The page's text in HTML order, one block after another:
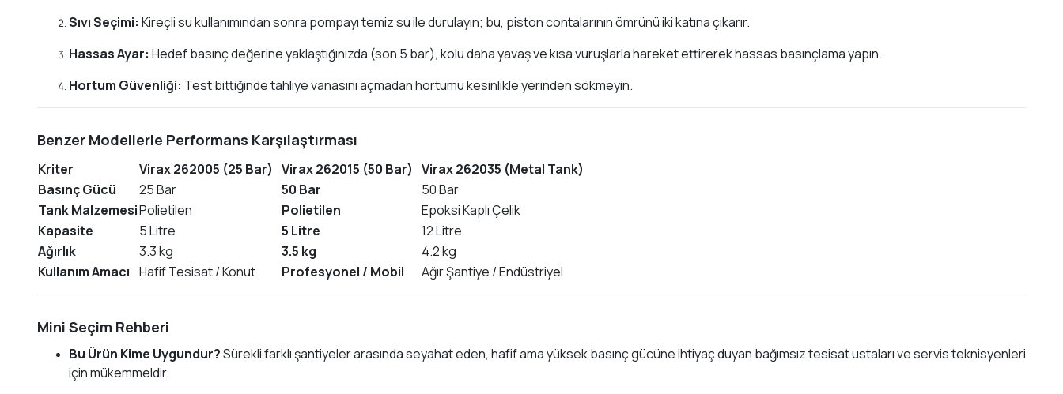
Sıvı Seçimi: Kireçli su kullanımından sonra pompayı temiz su ile durulayın; bu, piston contalarının ömrünü iki katına çıkarır.
Hassas Ayar: Hedef basınç değerine yaklaştığınızda (son 5 bar), kolu daha yavaş ve kısa vuruşlarla hareket ettirerek hassas basınçlama yapın.
Hortum Güvenliği: Test bittiğinde tahliye vanasını açmadan hortumu kesinlikle yerinden sökmeyin.
Benzer Modellerle Performans Karşılaştırması
Kriter Virax 262005 (25 Bar) Virax 262015 (50 Bar) Virax 262035 (Metal Tank)
Basınç Gücü
25 Bar 50 Bar
50 Bar
Tank MalzemesiPolietilen Polietilen
Epoksi Kaplı Çelik
Kapasite
5 Litre 5 Litre
12 Litre
Ağırlık
3.3 kg 3.5 kg
4.2 kg
Kullanım Amacı Hafif Tesisat / Konut Profesyonel / Mobil Ağır Şantiye / Endüstriyel
Mini Seçim Rehberi
Bu Ürün Kime Uygundur?Sürekli farklı şantiyeler arasında seyahat eden, hafif ama yüksek basınç gücüne ihtiyaç duyan bağımsız tesisat ustaları ve servis teknisyenleri
için mükemmeldir.